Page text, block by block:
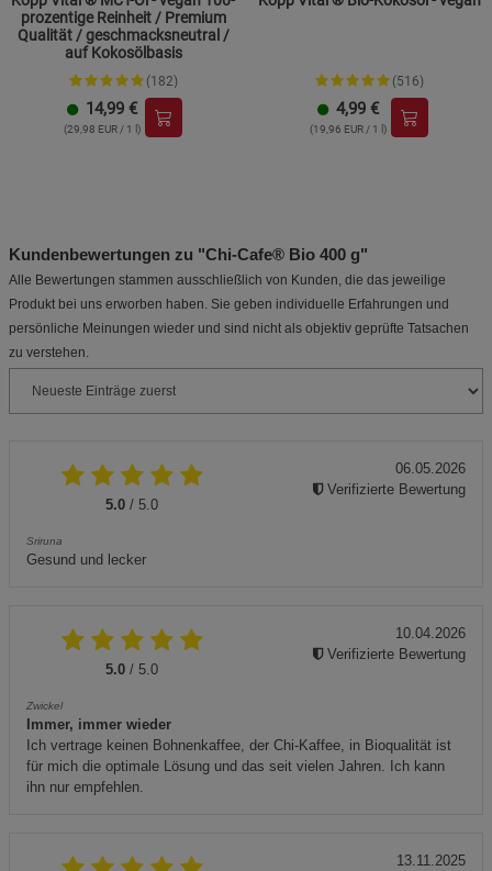
prozentige Reinheit / Premium
Qualität / geschmacksneutral /
auf Kokosölbasis
(182)
14,99 €
(29,98 EUR / 1 l)
(516)
4,99 €
(19,96 EUR / 1 l)
Kundenbewertungen zu "Chi-Cafe® Bio 400 g"
Alle Bewertungen stammen ausschließlich von Kunden, die das jeweilige
Produkt bei uns erworben haben. Sie geben individuelle Erfahrungen und
persönliche Meinungen wieder und sind nicht als objektiv geprüfte Tatsachen
zu verstehen.
5.0 / 5.0
Sriruna
Gesund und lecker
06.05.2026
Verifizierte Bewertung
5.0 / 5.0
Zwickel
Immer, immer wieder
Ich vertrage keinen Bohnenkaffee, der Chi-Kaffee, in Bioqualität ist
für mich die optimale Lösung und das seit vielen Jahren. Ich kann
ihn nur empfehlen.
10.04.2026
Verifizierte Bewertung
13.11.2025